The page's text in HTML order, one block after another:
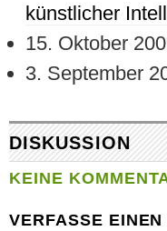
künstlicher
15. Oktober
3. September
DISKUSSION
KEINE
VERFASSE